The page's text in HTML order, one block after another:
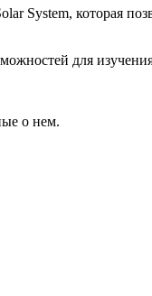
System, которая
для
о нем.